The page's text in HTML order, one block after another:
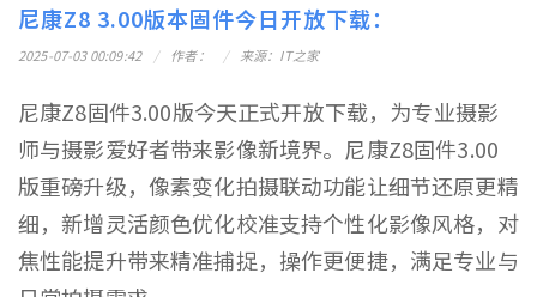
尼康Z8 3.00版本固件今日开放下载：
2025-07-03 00:09:42 作者： 来源：IT之家
尼康Z8固件3.00版今天正式开放下载，为专业摄影
师与摄影爱好者带来影像新境界。尼康Z8固件3.00
版重磅升级，像素变化拍摄联动功能让细节还原更精
细，新增灵活颜色优化校准支持个性化影像风格，对
焦性能提升带来精准捕捉，操作更便捷，满足专业与